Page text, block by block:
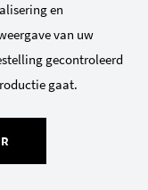
en
van uw
gecontroleerd
gaat.